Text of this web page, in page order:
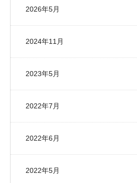
2026年5月
2024年11月
2023年5月
2022年7月
2022年6月
2022年5月